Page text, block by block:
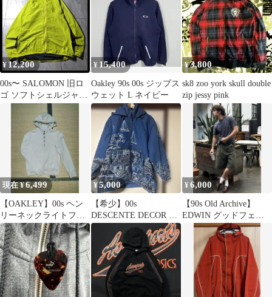
¥ 12,200
00s〜 SALOMON 旧ロ
ゴ ソフトシェルジャケ
ット 蛍光 黄緑 Y2K
¥15,400
Oakley 90s 00s ジップス
ウェット L ネイビー
¥3,800
sk8 zoo york skull double
zip jessy pink
現在 ¥6,499
【OAKLEY】00s ヘン
リーネックライトフー
ディー
¥5,000
【希少】00s
DESCENTE DECOR 総
柄 パーカー テック
アーカイブ
¥6,000
【90s Old Archive】
EDWIN グッドフェー
ド バギーチノショーツ